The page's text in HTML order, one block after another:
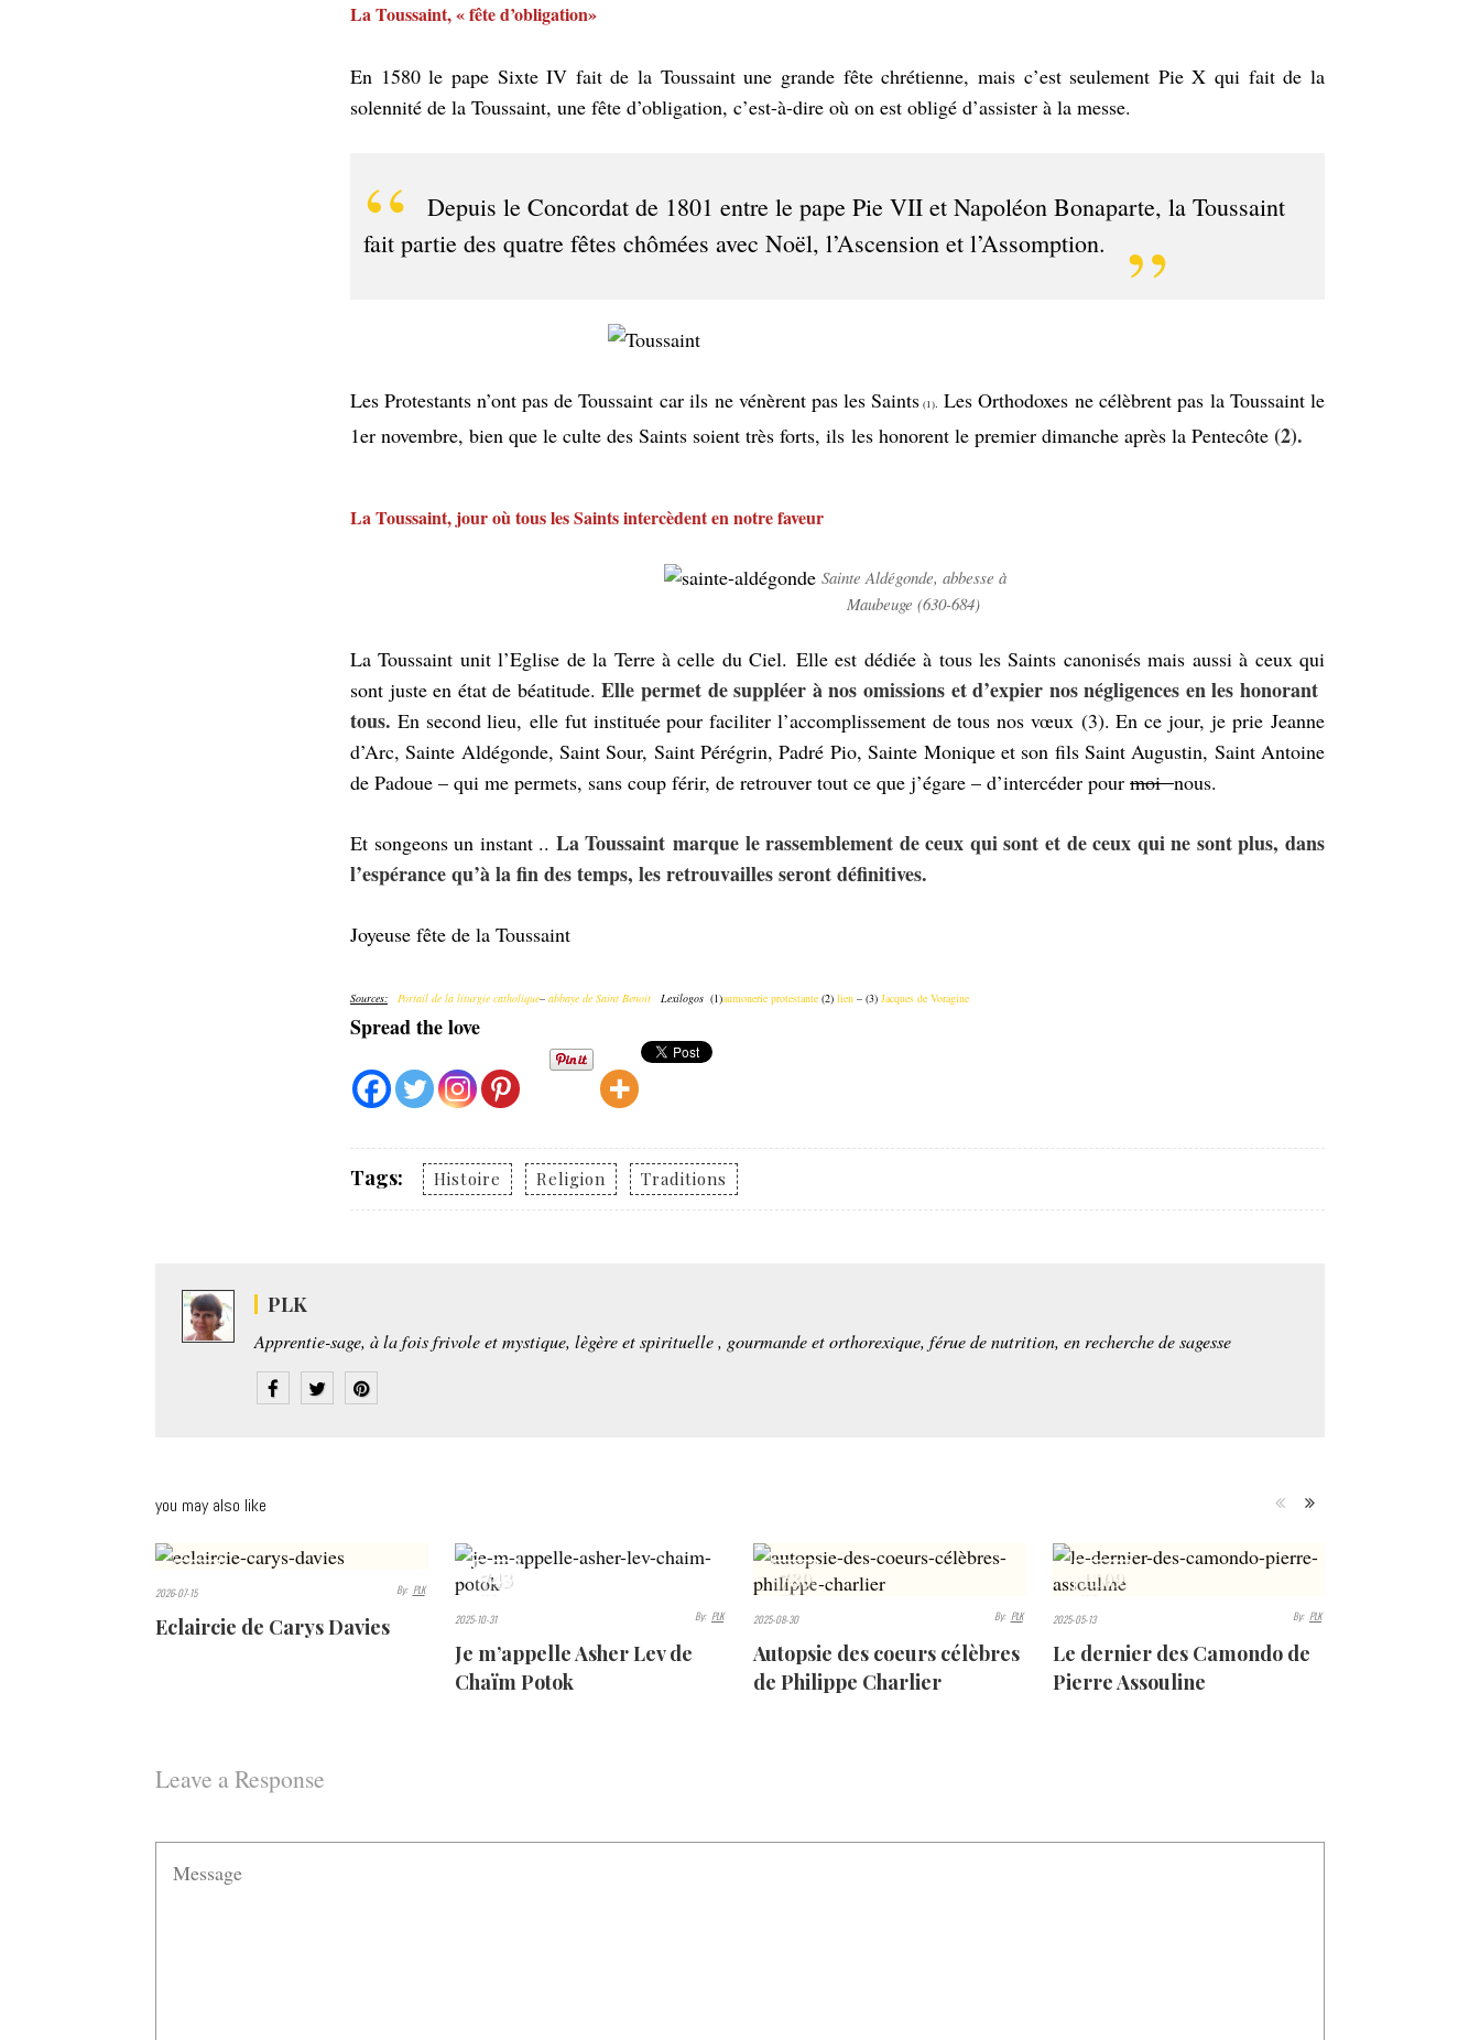
La Toussaint, « fête d’obligation»
En 1580 le pape Sixte IV fait de la Toussaint une grande fête chrétienne, mais c’est seulement Pie X qui fait de la
solennité de la Toussaint, une fête d’obligation, c’est-à-dire où on est obligé d’assister à la messe.
Depuis le Concordat de 1801 entre le pape Pie VII et Napoléon Bonaparte, la Toussaint
fait partie des quatre fêtes chômées avec Noël, l’Ascension et l’Assomption.
Les Protestants n’ont pas de Toussaint car ils ne vénèrent pas les Saints (1). Les Orthodoxes ne célèbrent pas la Toussaint le
1er novembre, bien que le culte des Saints soient très forts, ils les honorent le premier dimanche après la Pentecôte (2).
La Toussaint, jour où tous les Saints intercèdent en notre faveur
Sainte Aldégonde, abbesse à
Maubeuge (630-684)
La Toussaint unit l’Eglise de la Terre à celle du Ciel. Elle est dédiée à tous les Saints canonisés mais aussi à ceux qui
sont juste en état de béatitude.Elle permet de suppléer à nos omissions et d’expier nos négligences en les honorant
tous. En second lieu, elle fut instituée pour faciliter l’accomplissement de tous nos vœux (3). En ce jour, je prie Jeanne
d’Arc, Sainte Aldégonde, Saint Sour, Saint Pérégrin, Padré Pio, Sainte Monique et son fils Saint Augustin, Saint Antoine
de Padoue – qui me permets, sans coup férir, de retrouver tout ce que j’égare – d’intercéder pour moinous.
Et songeons un instant .. La Toussaint marque le rassemblement de ceux qui sont et de ceux qui ne sont plus, dans
l’espérance qu’à la fin des temps, les retrouvailles seront définitives.
Joyeuse fête de la Toussaint
Sources: Portail de la liturgie catholique– abbaye de Saint Benoit Lexilogos (1)aumonerie protestante (2) lien – (3) Jacques de Voragine
Spread the love
Tags: Histoire Religion Traditions
PLK
Apprentie-sage, à la fois frivole et mystique, lègère et spirituelle , gourmande et orthorexique, férue de nutrition, en recherche de sagesse
you may also like
VIEWS
2026-07-15 By: PLK
Eclaircie de Carys Davies
743
2025-10-31 By: PLK
Je m’appelle Asher Lev de
Chaïm Potok
780
VIEWS
2025-08-30 By: PLK
Autopsie des coeurs célèbres
de Philippe Charlier
1109
VIEWS
2025-05-13 By: PLK
Le dernier des Camondo de
Pierre Assouline
Leave a Response